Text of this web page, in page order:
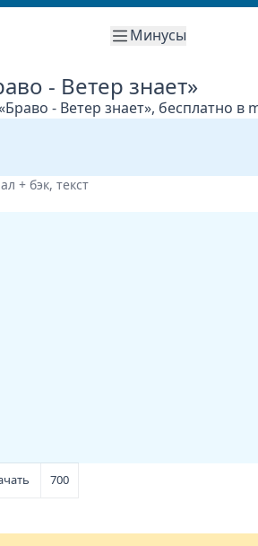
Минусы
- Ветер знает»
- Ветер знает», бесплатно в
+ бэк, текст
700